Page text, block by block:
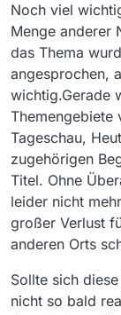
Noch viel
Menge anderer
das Thema
angesprochen,
wichtig.Gerade
Themengebiete
Tageschau,
zugehörigen
Titel. Ohne
leider nicht
großer Verlust
anderen Orts
Sollte sich
nicht so bald